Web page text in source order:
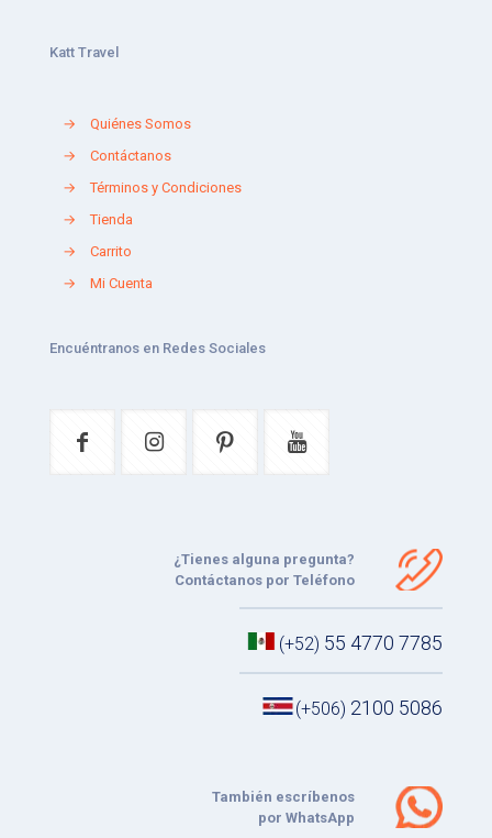
Katt Travel
→
Quiénes Somos
→
Contáctanos
→
Términos y Condiciones
→
Tienda
→
Carrito
→
Mi Cuenta
Encuéntranos en Redes Sociales
¿Tienes alguna pregunta?
Contáctanos por Teléfono
(+52) 55 4770 7785
(+506) 2100 5086
También escríbenos
por WhatsApp